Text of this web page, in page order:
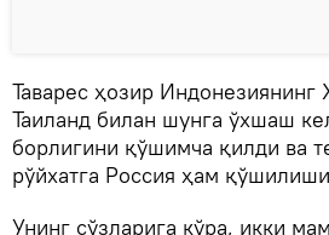
Таварес ҳозир Индонезиянинг
Таиланд билан шунга ўхшаш
борлигини қўшимча қилди ва
рўйхатга Россия ҳам
Унинг сўзларига кўра, икки